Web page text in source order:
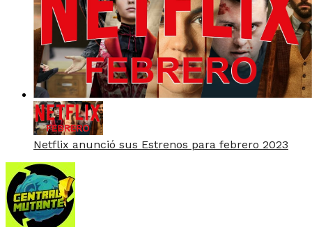
Netflix anunció sus Estrenos para febrero 2023